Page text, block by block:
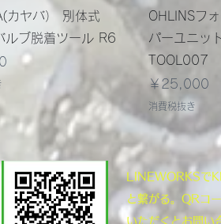
クイックビュー
カヤバ） 別体式
ルブ脱着ツール R6
ク
OHLINSフ
パーユニッ
TOOL007
価格
￥25,000
消費税抜き
​LINEWORKSで
と繋がる。QRコ
いただくとお問い